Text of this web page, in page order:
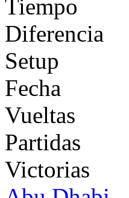
Tiempo
Diferencia
Setup
Fecha
Vueltas
Partidas
Victorias